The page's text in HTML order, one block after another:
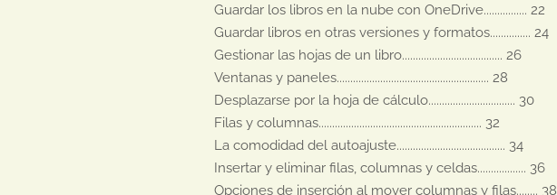
Guardar los libros en la nube con OneDrive................ 22
Guardar libros en otras versiones y formatos............... 24
Gestionar las hojas de un libro..................................... 26
Ventanas y paneles........................................................ 28
Desplazarse por la hoja de cálculo................................ 30
Filas y columnas............................................................ 32
La comodidad del autoajuste........................................ 34
Insertar y eliminar filas, columnas y celdas.................. 36
Opciones de inserción al mover columnas y filas........ 38